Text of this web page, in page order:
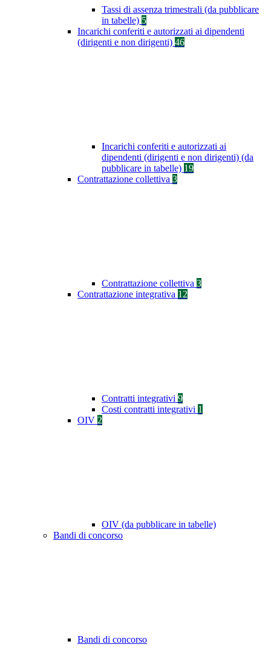
Tassi di assenza trimestrali (da pubblicare
in tabelle) 5
Incarichi conferiti e autorizzati ai dipendenti
(dirigenti e non dirigenti) 46
Incarichi conferiti e autorizzati ai
dipendenti (dirigenti e non dirigenti) (da
pubblicare in tabelle) 19
Contrattazione collettiva 3
Contrattazione collettiva 3
Contrattazione integrativa 12
Contratti integrativi 9
Costi contratti integrativi 1
OIV 2
OIV (da pubblicare in tabelle)
Bandi di concorso
Bandi di concorso